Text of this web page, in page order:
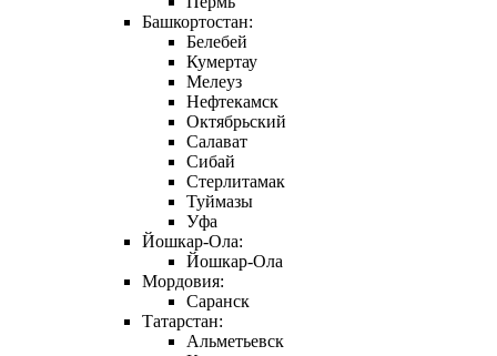
Башкортостан:
Белебей
Кумертау
Мелеуз
Нефтекамск
Октябрьский
Салават
Сибай
Стерлитамак
Туймазы
Уфа
Йошкар-Ола:
Йошкар-Ола
Мордовия:
Саранск
Татарстан:
Альметьевск